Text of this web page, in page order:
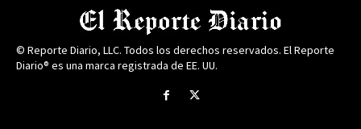
© Reporte Diario, LLC. Todos los derechos reservados. El Reporte
Diario® es una marca registrada de EE. UU.